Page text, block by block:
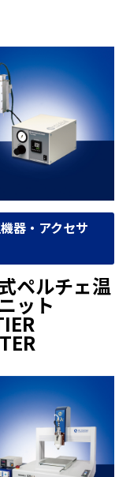
器・アクセサ
ペルチェ温
ット